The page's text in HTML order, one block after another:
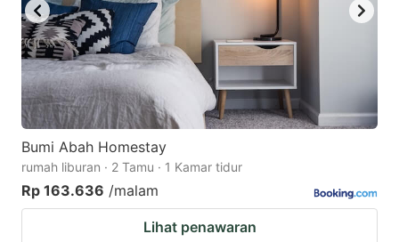
Bumi Abah Homestay
rumah liburan · 2 Tamu · 1 Kamar tidur
Rp 163.636 /malam
Lihat penawaran